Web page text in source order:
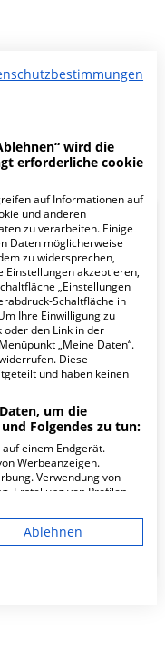
Zehlendorf in der
328-330 ist ein
zu dieser Klinik.
Zehlendorf
Ihre-
Zehlendorf
wird die
erforderliche cookie
auf Informationen auf
und anderen
zu verarbeiten. Einige
Daten möglicherweise
zu widersprechen,
Einstellungen akzeptieren,
„Einstellungen
Schaltfläche in
Ihre Einwilligung zu
den Link in der
„Meine Daten“.
Diese
und haben keinen
um die
Folgendes zu tun:
einem Endgerät.
Werbeanzeigen.
Verwendung von
Erstellung von Profilen
Messung der
durch Statistiken
Quellen. Entwicklung
reduzierter Daten zur
ausschließlich für diese
Ablehnen